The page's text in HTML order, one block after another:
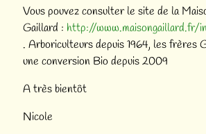
Vous pouvez consulter le site de la
Gaillard : http://www.maisongaillard.fr/
. Arboriculteurs depuis 1964, les frères
une conversion Bio depuis 2009
A très bientôt
Nicole